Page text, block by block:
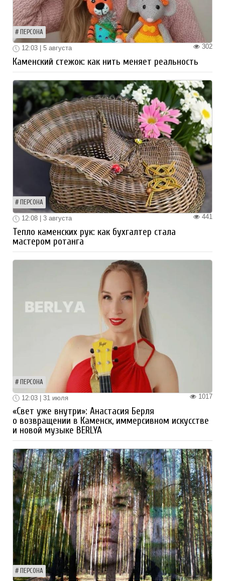
ПЕРСОНА
302
12:03 | 5 августа
Каменский стежок: как нить меняет реальность
ПЕРСОНА
441
12:08 | 3 августа
Тепло каменских рук: как бухгалтер стала
мастером ротанга
ПЕРСОНА
1017
12:03 | 31 июля
«Свет уже внутри»: Анастасия Берля
о возвращении в Каменск, иммерсивном искусстве
и новой музыке BERLYA
ПЕРСОНА